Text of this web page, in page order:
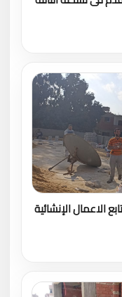
الاعمال الإنشائية